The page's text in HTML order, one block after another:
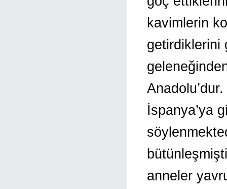
kavimlerin
getirdiklerini
İspanya’ya
anneler